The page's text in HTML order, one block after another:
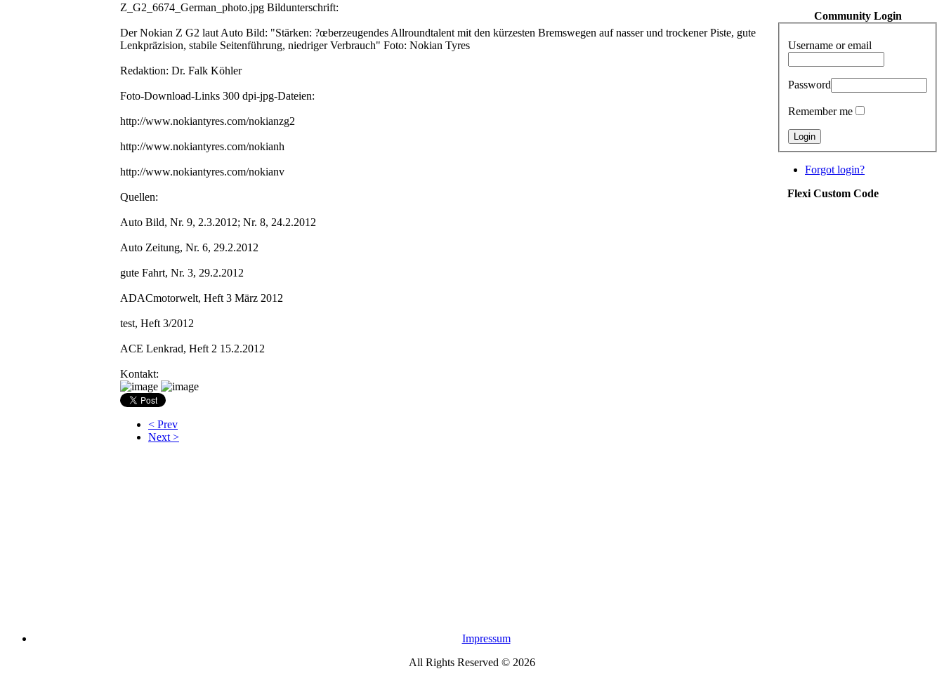
Z_G2_6674_German_photo.jpg Bildunterschrift:
Der Nokian Z G2 laut Auto Bild: "Stärken: ?œberzeugendes Allroundtalent mit den kürzesten Bremswegen auf nasser und trockener Piste, gute
Lenkpräzision, stabile Seitenführung, niedriger Verbrauch" Foto: Nokian Tyres
Redaktion: Dr. Falk Köhler
Foto-Download-Links 300 dpi-jpg-Dateien:
http://www.nokiantyres.com/nokianzg2
http://www.nokiantyres.com/nokianh
http://www.nokiantyres.com/nokianv
Quellen:
Auto Bild, Nr. 9, 2.3.2012; Nr. 8, 24.2.2012
Auto Zeitung, Nr. 6, 29.2.2012
gute Fahrt, Nr. 3, 29.2.2012
ADACmotorwelt, Heft 3 März 2012
test, Heft 3/2012
ACE Lenkrad, Heft 2 15.2.2012
Kontakt:
< Prev
Next >
Community Login
Username or email
Password
Remember me
Forgot login?
Flexi Custom Code
Impressum
All Rights Reserved © 2026